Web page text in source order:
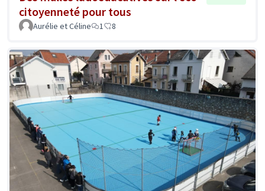
citoyenneté pour tous
Aurélie et Céline 1 8